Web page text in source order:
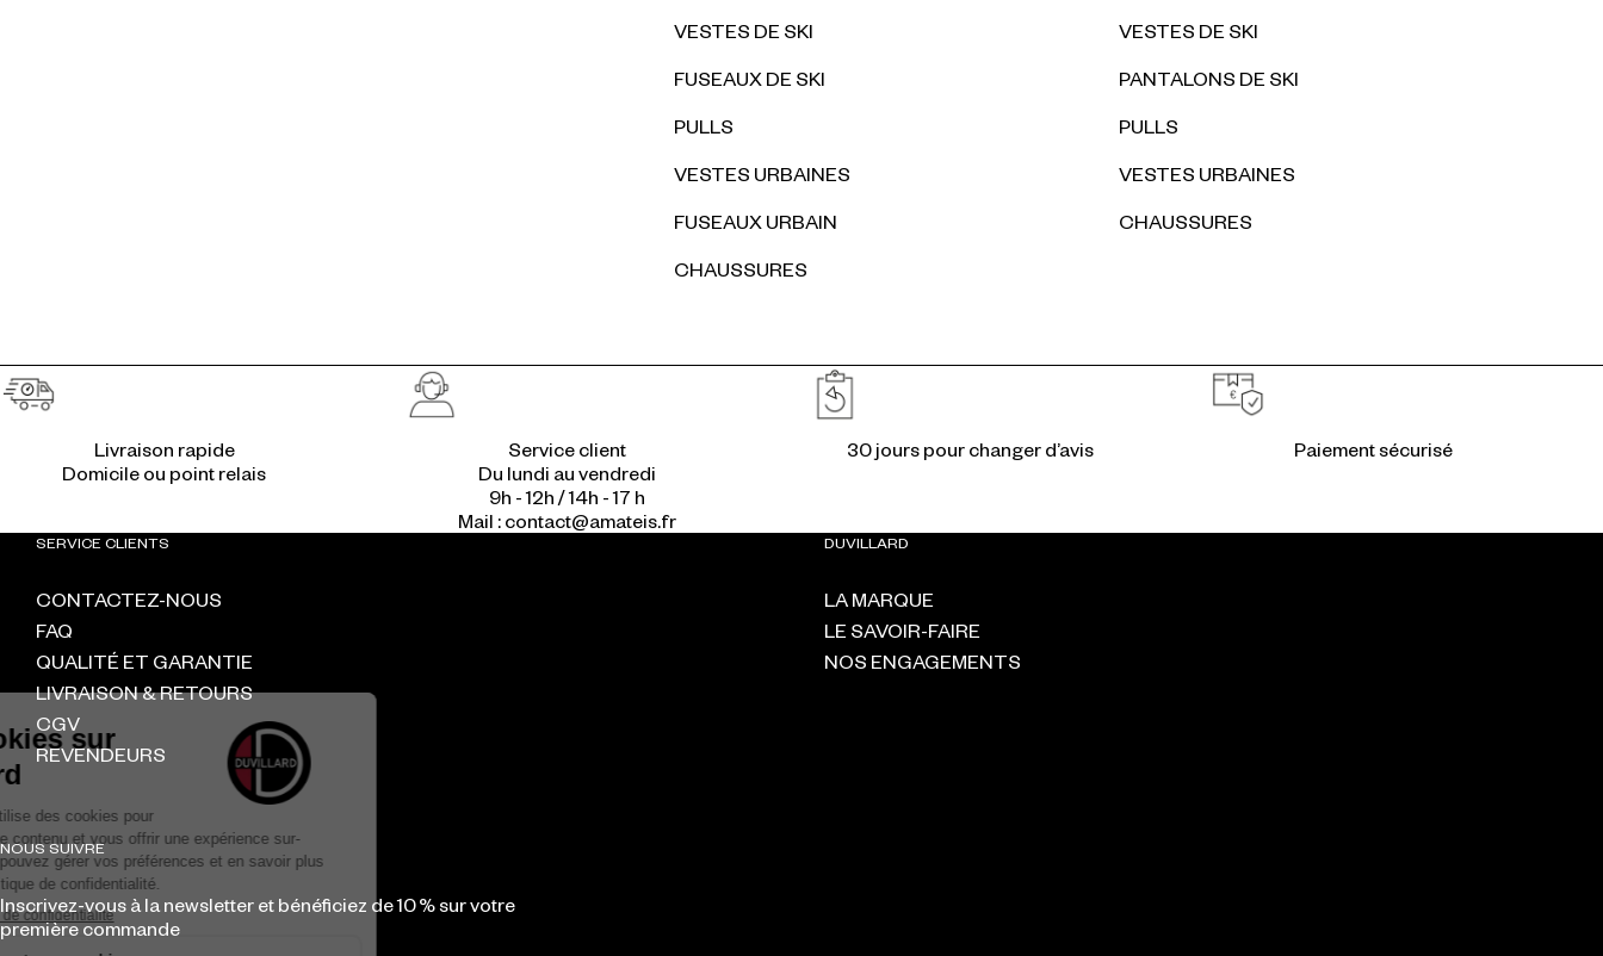
VESTES DE SKI
FUSEAUX DE SKI
PULLS
VESTES URBAINES
FUSEAUX URBAIN
CHAUSSURES
VESTES DE SKI
PANTALONS DE SKI
PULLS
VESTES URBAINES
CHAUSSURES
Réassurances
Livraison rapide
Service client
Du lundi au vendredi
9h - 12h / 14h - 17 h
Mail : contact@amateis.fr
NOUS SUIVRE
Inscrivez-vous à la newsletter et bénéficiez de 10 % sur votre
première commande
SERVICE CLIENTS
CONTACTEZ-NOUS
FAQ
QUALITÉ ET GARANTIE
LIVRAISON & RETOURS
CGV
REVENDEURS
DUVILLARD
LA MARQUE
LE SAVOIR-FAIRE
NOS ENGAGEMENTS